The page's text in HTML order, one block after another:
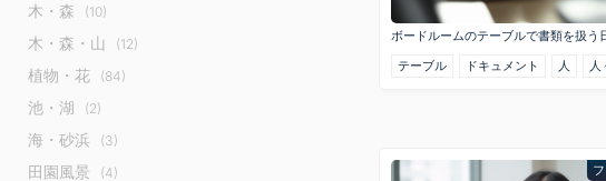
木・森 (10)
木・森・山 (12)
植物・花 (84)
池・湖 (2)
海・砂浜 (3)
田園風景 (4)
ボードルームのテーブルで書類を扱う
テーブル
ドキュメント 人 人